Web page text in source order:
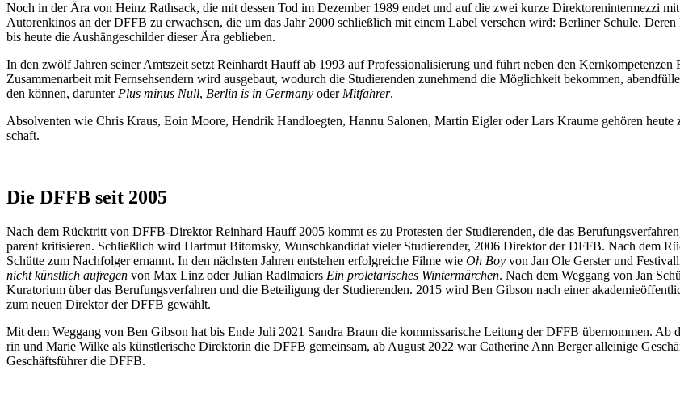
Noch in der Ära von Heinz Rath­sack, die mit des­sen Tod im Dezem­ber 1989 endet und auf die zwei kur­ze Direk­to­ren­in­ter­mez­zi
Autoren­ki­nos an der DFFB zu erwach­sen, die um das Jahr 2000 schließ­lich mit einem Label ver­se­hen wird: Ber­li­ner Schu­le.
bis heu­te die Aus­hän­ge­schil­der die­ser Ära geblie­ben.
In den zwölf Jah­ren sei­ner Amts­zeit setzt Rein­hardt Hauff ab 1993 auf Pro­fes­sio­na­li­sie­rung und führt neben den
Zusam­men­ar­beit mit Fern­seh­sen­dern wird aus­ge­baut, wodurch die Stu­die­ren­den zuneh­mend die Mög­lich­keit bekom­men,
den kön­nen, dar­un­terPlus minus Null, Ber­lin is in Ger­ma­ny oderMit­fah­rer.
Absol­ven­ten wie Chris Kraus, Eoin Moo­re, Hen­drik Hand­loeg­ten, Han­nu Salo­nen, Mar­tin Eig­ler oder Lars Krau­me gehö­ren
schaft.
Die DFFB seit 2005
Nach dem Rück­tritt von DFFB-Direk­tor Rein­hard Hauff 2005 kommt es zu Pro­tes­ten der Stu­die­ren­den, die das
pa­rent kri­ti­sie­ren. Schließ­lich wird Hart­mut Bitom­sky, Wunsch­kan­di­dat vie­ler Stu­die­ren­der, 2006 Direk­tor der DFFB. Nach dem
Schüt­te zum Nach­fol­ger ernannt. In den nächs­ten Jah­ren ent­ste­hen erfolg­rei­che Fil­me wie Oh Boy von Jan Ole Gers­ter und
nicht künst­lich auf­re­gen von Max Linz oder Juli­an Radl­mai­ers Ein pro­le­ta­ri­sches Win­ter­mär­chen. Nach dem Weg­gang von Jan
Kura­to­ri­um über das Beru­fungs­ver­fah­ren und die Betei­li­gung der Stu­die­ren­den. 2015 wird Ben Gib­son nach einer
zum neu­en Direk­tor der DFFB gewählt.
Mit dem Weg­gang von Ben Gib­son hat bis Ende Juli 2021 San­dra Braun die kom­mis­sa­ri­sche Lei­tung der DFFB über­nom­men.
rin und Marie Wil­ke als künst­le­ri­sche Direk­to­rin die DFFB gemein­sam, ab August 2022 war Cathe­ri­ne Ann Ber­ger allei­ni­ge
Geschäfts­füh­rer die DFFB.